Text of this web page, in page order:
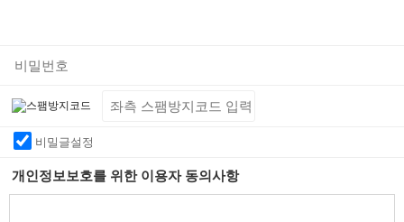
비밀글설정
개인정보보호를 위한 이용자 동의사항